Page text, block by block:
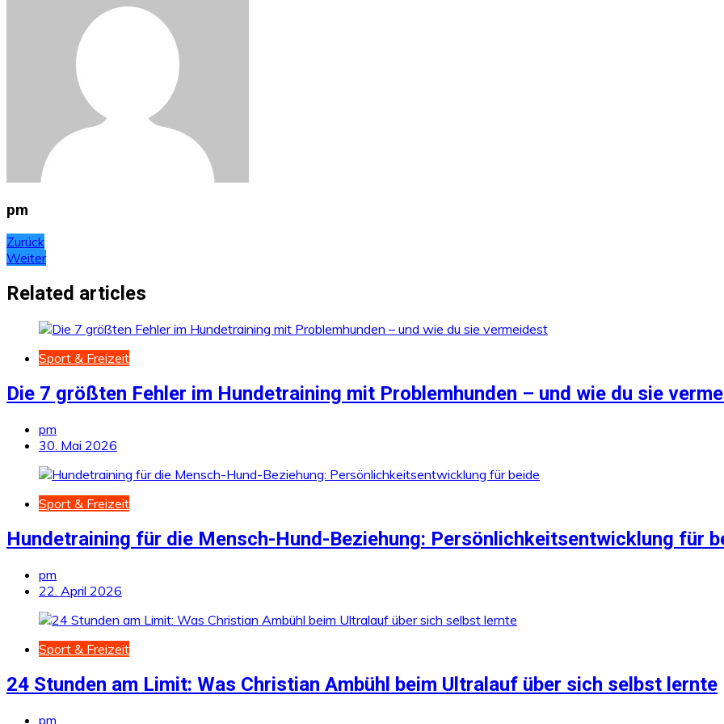
pm
Beitragsnavigation
Zurück
Weiter
Related articles
Sport & Freizeit
Die 7 größten Fehler im Hundetraining mit Problemhunden – und wie du sie
pm
30. Mai 2026
Sport & Freizeit
Hundetraining für die Mensch-Hund-Beziehung: Persönlichkeitsentwicklung für
pm
22. April 2026
Sport & Freizeit
24 Stunden am Limit: Was Christian Ambühl beim Ultralauf über sich selbst lernte
pm